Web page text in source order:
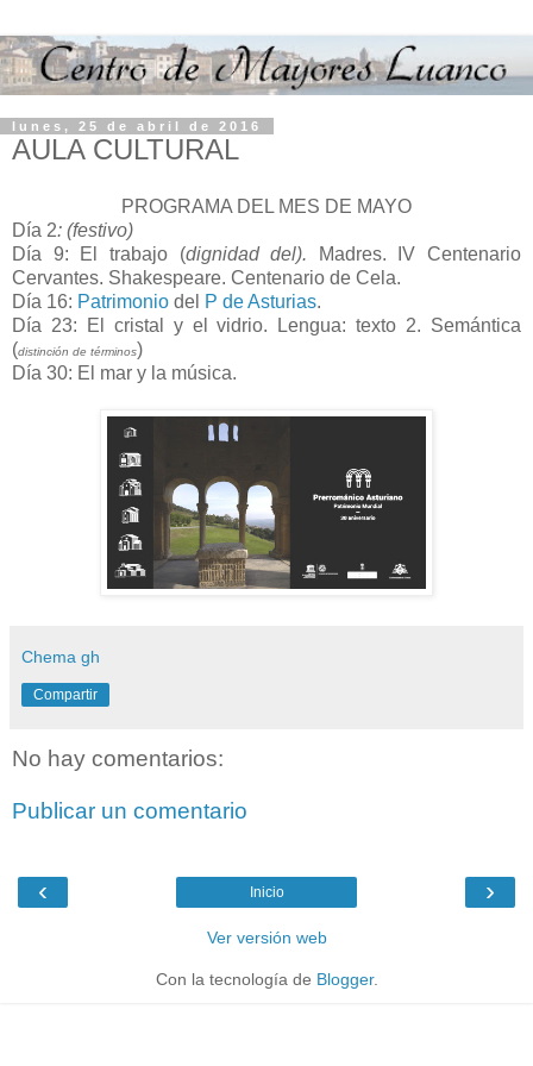
lunes, 25 de abril de 2016
AULA CULTURAL
PROGRAMA DEL MES DE MAYO
Día 2: (festivo)
Día 9: El trabajo (dignidad del). Madres.
IV Centenario
Cervantes. Shakespeare. Centenario de Cela.
Día 16: Patrimonio del P de Asturias.
Día 23: El cristal y el vidrio. Lengua: texto 2. Semántica
(distinción de términos)
Día 30: El mar y la música.
Chema gh
Compartir
No hay comentarios:
Publicar un comentario
‹ ›
Inicio
Ver versión web
Con la tecnología de Blogger.